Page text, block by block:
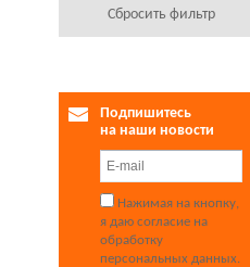
Сбросить фильтр
Подпишитесь
на наши новости
Нажимая на кнопку,
я даю согласие на
обработку
персональных данных.